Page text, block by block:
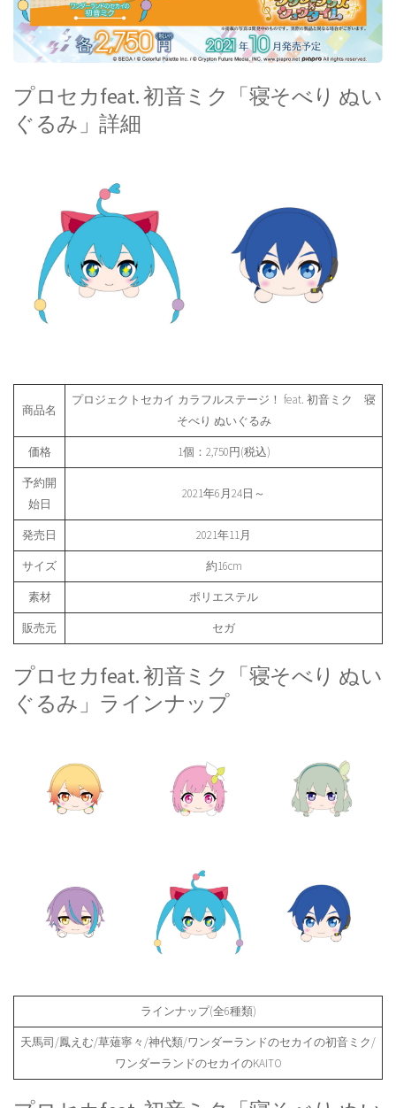
プロセカfeat. 初音ミク「寝そべり ぬい
ぐるみ」詳細
商品名
プロジェクトセカイ カラフルステージ！ feat. 初音ミク 寝
そべり ぬいぐるみ
価格 1個：2,750円(税込)
予約開
始日
2021年6月24日～
発売日 2021年11月
サイズ 約16cm
素材 ポリエステル
販売元 セガ
プロセカfeat. 初音ミク「寝そべり ぬい
ぐるみ」ラインナップ
ラインナップ(全6種類)
天馬司/鳳えむ/草薙寧々/神代類/ワンダーランドのセカイの初音ミク/
ワンダーランドのセカイのKAITO